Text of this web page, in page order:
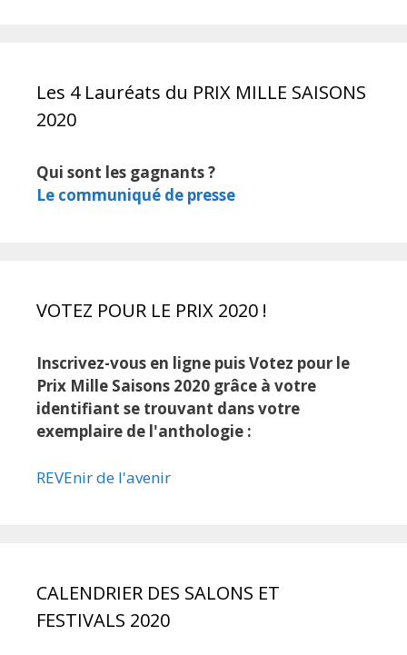
Les 4 Lauréats du PRIX MILLE SAISONS
2020
Qui sont les gagnants ?
Le communiqué de presse
VOTEZ POUR LE PRIX 2020 !
Inscrivez-vous en ligne puis Votez pour le
Prix Mille Saisons 2020 grâce à votre
identifiant se trouvant dans votre
exemplaire de l'anthologie :
REVEnir de l'avenir
CALENDRIER DES SALONS ET
FESTIVALS 2020